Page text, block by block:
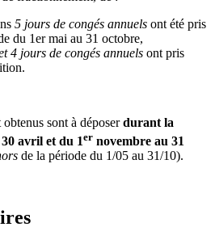
5 jours de congés annuels ont été pris
du 1er mai au 31 octobre,
4 jours de congés annuels ont pris
sont à déposerdurant la
avril et du 1er novembre au 31
de la période du 1/05 au 31/10).